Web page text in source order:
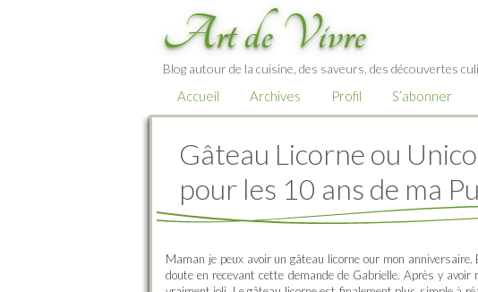
Art de Vivre
Blog autour de la cuisine, des saveurs, des découvertes
Accueil Archives Profil S’abonner
Gâteau Licorne ou
pour les 10 ans de ma
Maman je peux avoir un gâteau licorne our mon
doute en recevant cette demande de Gabrielle. Après y